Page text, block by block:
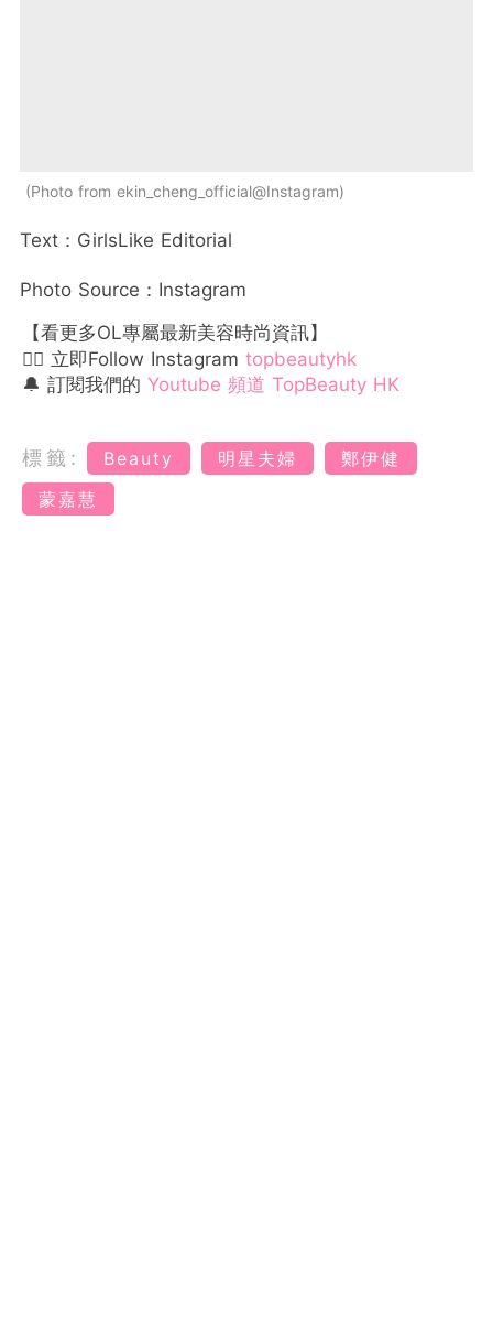
Photo from ekin_cheng_official@Instagram
Text：GirlsLike Editorial
Photo Source：Instagram
【看更多OL專屬最新美容時尚資訊】
👉🏻 立即Follow Instagram topbeautyhk
🔔 訂閱我們的 Youtube 頻道 TopBeauty HK
標籤: Beauty 明星夫婦
鄭伊健
蒙嘉慧